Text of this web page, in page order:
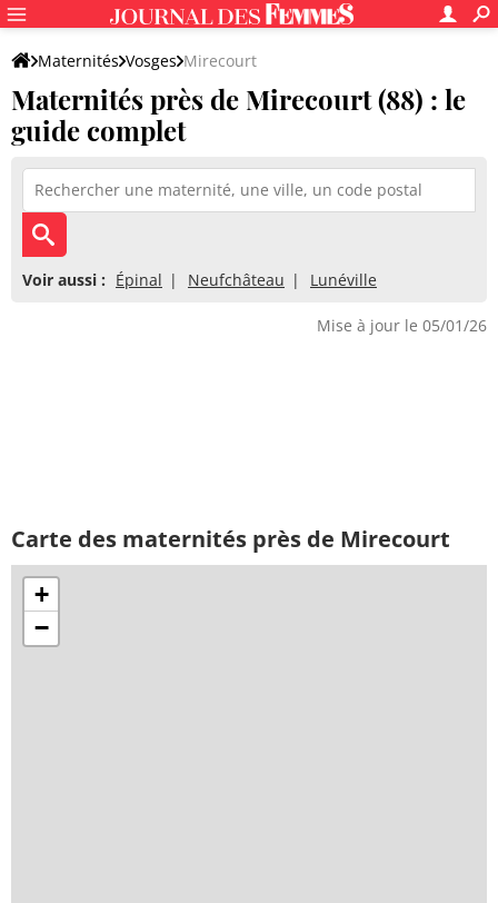
Maternités Vosges Mirecourt
Maternités près de Mirecourt (88) : le
guide complet
Voir aussi : Épinal Neufchâteau Lunéville
Mise à jour le 05/01/26
Carte des maternités près de Mirecourt
+
−